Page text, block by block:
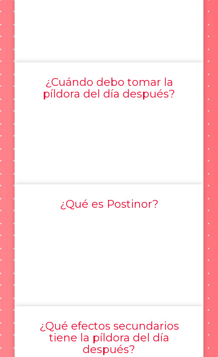
¿Cuándo debo tomar la
píldora del día después?
¿Qué es Postinor?
¿Qué efectos secundarios
tiene la píldora del día
después?